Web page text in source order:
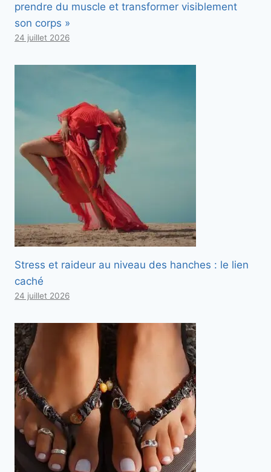
prendre du muscle et transformer visiblement
son corps »
24 juillet 2026
Stress et raideur au niveau des hanches : le lien
caché
24 juillet 2026